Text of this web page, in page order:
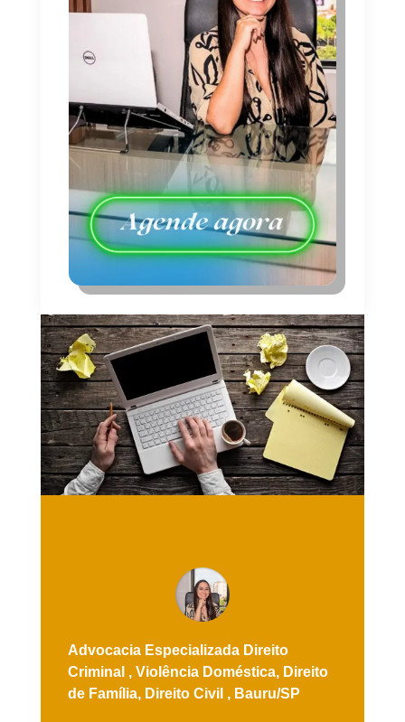
Advocacia Especializada Direito
Criminal , Violência Doméstica, Direito
de Família, Direito Civil , Bauru/SP